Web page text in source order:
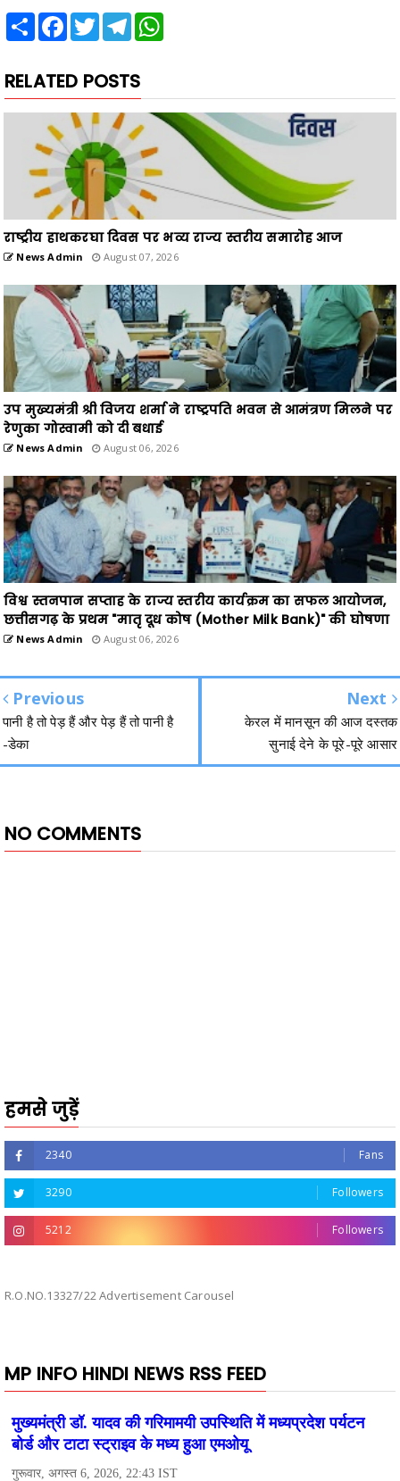
Share Facebook
TwitterTelegram
RELATED POSTS
राष्ट्रीय हाथकरघा दिवस पर भव्य राज्य स्तरीय समारोह आज
News Admin August 07, 2026
उप मुख्यमंत्री श्री विजय शर्मा ने राष्ट्रपति भवन से आमंत्रण मिलने पर
रेणुका गोस्वामी को दी बधाई
News Admin August 06, 2026
विश्व स्तनपान सप्ताह के राज्य स्तरीय कार्यक्रम का सफल आयोजन,
छत्तीसगढ़ के प्रथम "मातृ दूध कोष (Mother Milk Bank)" की घोषणा
News Admin August 06, 2026
Previous
पानी है तो पेड़ हैं और पेड़ हैं तो पानी है
-डेका
Next
केरल में मानसून की आज दस्तक
सुनाई देने के पूरे-पूरे आसार
NO COMMENTS
हमसे जुड़ें
2340 Fans
3290 Followers
5212 Followers
R.O.NO.13327/22 Advertisement Carousel
MP INFO HINDI NEWS RSS FEED